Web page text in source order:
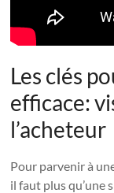
Les clés
efficace:
l’acheteur
Pour parvenir à
il faut plus qu’une